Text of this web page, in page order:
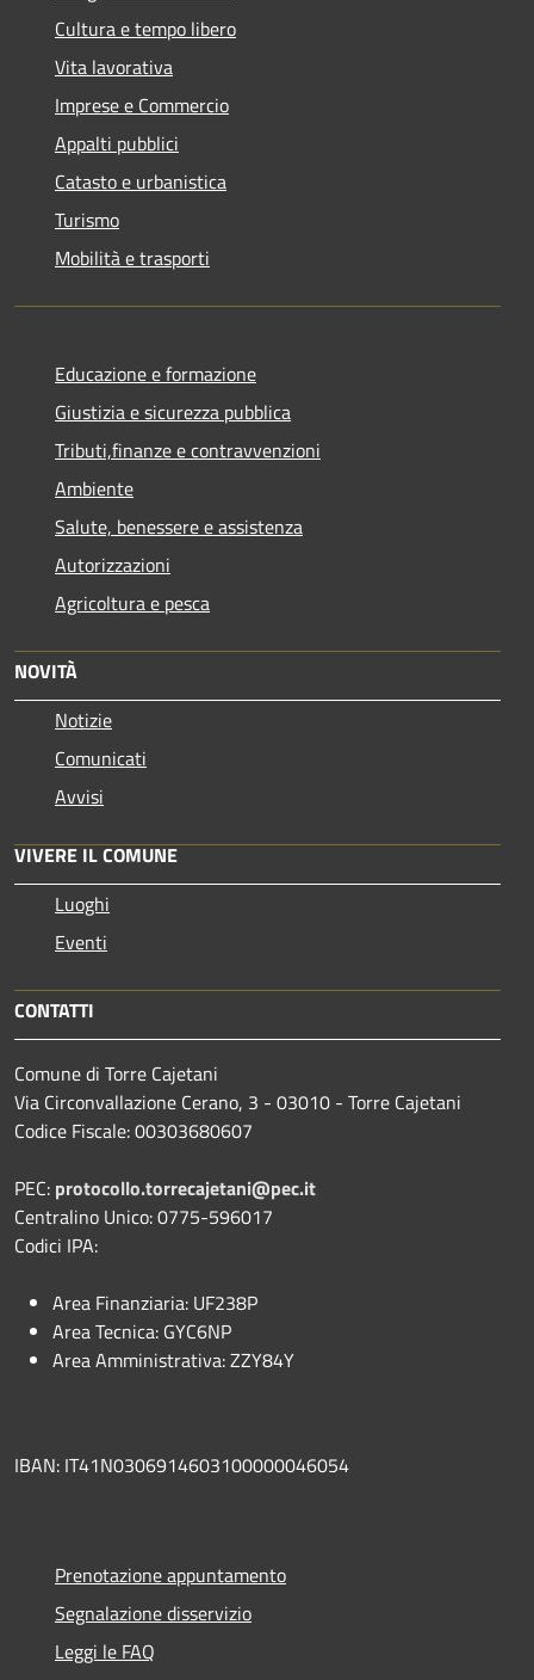
Cultura e tempo libero
Vita lavorativa
Imprese e Commercio
Appalti pubblici
Catasto e urbanistica
Turismo
Mobilità e trasporti
Educazione e formazione
Giustizia e sicurezza pubblica
Tributi,finanze e contravvenzioni
Ambiente
Salute, benessere e assistenza
Autorizzazioni
Agricoltura e pesca
NOVITÀ
Notizie
Comunicati
Avvisi
VIVERE IL COMUNE
Luoghi
Eventi
CONTATTI
Comune di Torre Cajetani
Via Circonvallazione Cerano, 3 - 03010 - Torre Cajetani
Codice Fiscale: 00303680607
PEC: protocollo.torrecajetani@pec.it
Centralino Unico: 0775-596017
Codici IPA:
Area Finanziaria: UF238P
Area Tecnica: GYC6NP
Area Amministrativa: ZZY84Y
IBAN: IT41N0306914603100000046054
Prenotazione appuntamento
Segnalazione disservizio
Leggi le FAQ